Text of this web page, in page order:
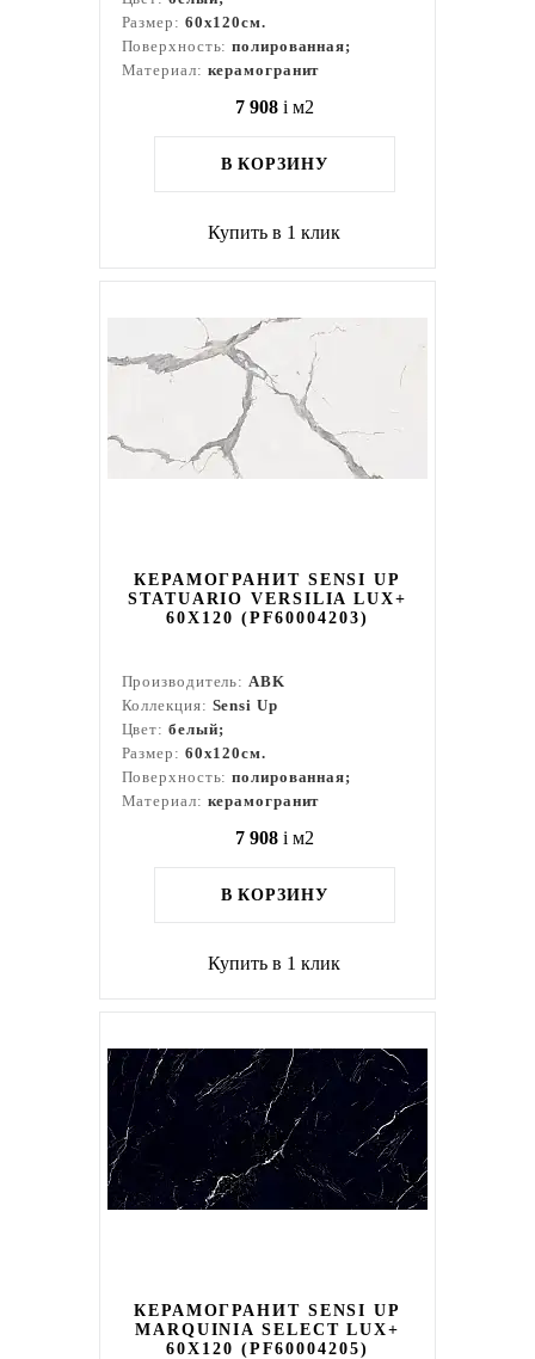
Размер: 60x120см.
Поверхность:полированная;
Материал: керамогранит
7 908 i м2
В КОРЗИНУ
Купить в 1 клик
КЕРАМОГРАНИТ SENSI UP
STATUARIO VERSILIA LUX+
60X120 (PF60004203)
Производитель:ABK
Коллекция: Sensi Up
Цвет: белый;
Размер: 60x120см.
Поверхность:полированная;
Материал: керамогранит
7 908 i м2
В КОРЗИНУ
Купить в 1 клик
КЕРАМОГРАНИТ SENSI UP
MARQUINIA SELECT LUX+
60X120 (PF60004205)